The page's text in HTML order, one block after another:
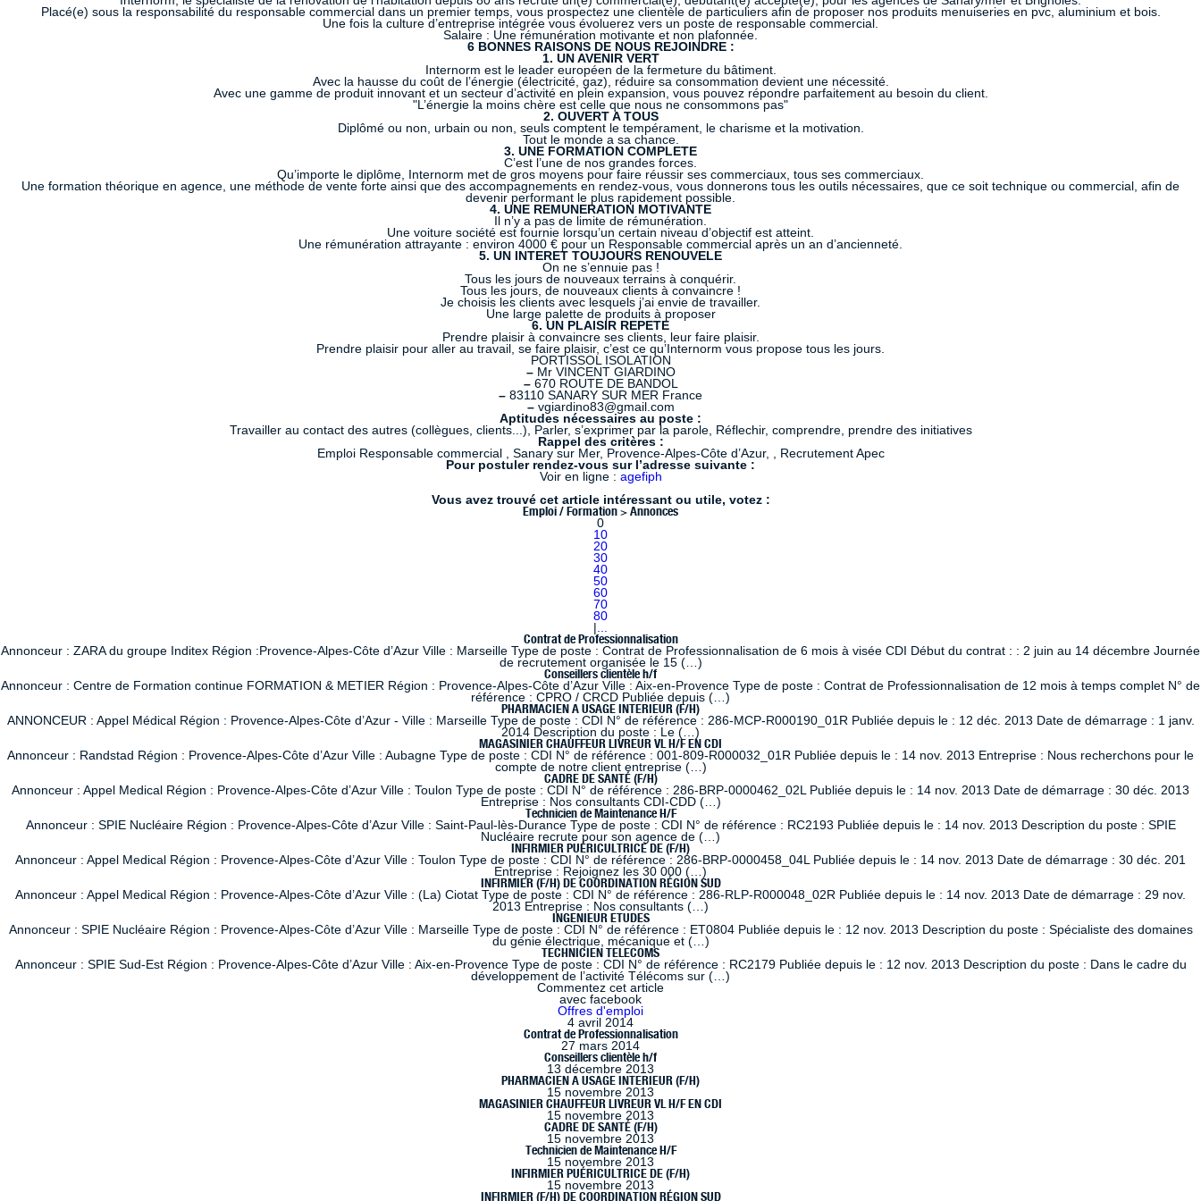
Placé(e) sous la responsabilité du responsable commercial dans un premier temps, vous prospectez une clientèle de particuliers afin de proposer nos produits menuiseries en pvc, aluminium et bois.
Une fois la culture d’entreprise intégrée vous évoluerez vers un poste de responsable commercial.
Salaire : Une rémunération motivante et non plafonnée.
6 BONNES RAISONS DE NOUS REJOINDRE :
1. UN AVENIR VERT
Internorm est le leader européen de la fermeture du bâtiment.
Avec la hausse du coût de l’énergie (électricité, gaz), réduire sa consommation devient une nécessité.
Avec une gamme de produit innovant et un secteur d’activité en plein expansion, vous pouvez répondre parfaitement au besoin du client.
"L’énergie la moins chère est celle que nous ne consommons pas"
2. OUVERT A TOUS
Diplômé ou non, urbain ou non, seuls comptent le tempérament, le charisme et la motivation.
Tout le monde a sa chance.
3. UNE FORMATION COMPLETE
C’est l’une de nos grandes forces.
Qu’importe le diplôme, Internorm met de gros moyens pour faire réussir ses commerciaux, tous ses commerciaux.
Une formation théorique en agence, une méthode de vente forte ainsi que des accompagnements en rendez-vous, vous donnerons tous les outils nécessaires, que ce soit technique ou commercial, afin de
devenir performant le plus rapidement possible.
4. UNE REMUNERATION MOTIVANTE
Il n’y a pas de limite de rémunération.
Une voiture société est fournie lorsqu’un certain niveau d’objectif est atteint.
Une rémunération attrayante : environ 4000 € pour un Responsable commercial après un an d’ancienneté.
5. UN INTERET TOUJOURS RENOUVELE
On ne s’ennuie pas !
Tous les jours de nouveaux terrains à conquérir.
Tous les jours, de nouveaux clients à convaincre !
Je choisis les clients avec lesquels j’ai envie de travailler.
Une large palette de produits à proposer
6. UN PLAISIR REPETE
Prendre plaisir à convaincre ses clients, leur faire plaisir.
Prendre plaisir pour aller au travail, se faire plaisir, c’est ce qu’Internorm vous propose tous les jours.
PORTISSOL ISOLATION
–Mr VINCENT GIARDINO
–670 ROUTE DE BANDOL
– 83110 SANARY SUR MER France
–vgiardino83@gmail.com
Aptitudes nécessaires au poste :
Travailler au contact des autres (collègues, clients...), Parler, s’exprimer par la parole, Réflechir, comprendre, prendre des initiatives
Rappel des critères :
Emploi Responsable commercial , Sanary sur Mer, Provence-Alpes-Côte d’Azur, , Recrutement Apec
Pour postuler rendez-vous sur l’adresse suivante :
Voir en ligne : agefiph
Vous avez trouvé cet article intéressant ou utile, votez :
Emploi / Formation > Annonces
0
10
20
30
40
50
60
70
80
...
Contrat de Professionnalisation
Annonceur : ZARA du groupe Inditex Région :Provence-Alpes-Côte d’Azur Ville : Marseille Type de poste : Contrat de Professionnalisation de 6 mois à visée CDI Début du contrat : : 2 juin au 14 décembre Journée
de recrutement organisée le 15 (…)
Conseillers clientèle h/f
Annonceur : Centre de Formation continue FORMATION & METIER Région : Provence-Alpes-Côte d’Azur Ville : Aix-en-Provence Type de poste : Contrat de Professionnalisation de 12 mois à temps complet N° de
référence : CPRO / CRCD Publiée depuis (…)
PHARMACIEN A USAGE INTERIEUR (F/H)
ANNONCEUR : Appel Médical Région : Provence-Alpes-Côte d’Azur - Ville : Marseille Type de poste : CDI N° de référence : 286-MCP-R000190_01R Publiée depuis le : 12 déc. 2013 Date de démarrage : 1 janv.
2014 Description du poste : Le (…)
MAGASINIER CHAUFFEUR LIVREUR VL H/F EN CDI
Annonceur : Randstad Région : Provence-Alpes-Côte d’Azur Ville : Aubagne Type de poste : CDI N° de référence : 001-809-R000032_01R Publiée depuis le : 14 nov. 2013 Entreprise : Nous recherchons pour le
compte de notre client entreprise (…)
CADRE DE SANTÉ (F/H)
Annonceur : Appel Medical Région : Provence-Alpes-Côte d’Azur Ville : Toulon Type de poste : CDI N° de référence : 286-BRP-0000462_02L Publiée depuis le : 14 nov. 2013 Date de démarrage : 30 déc. 2013
Entreprise : Nos consultants CDI-CDD (…)
Technicien de Maintenance H/F
Annonceur : SPIE Nucléaire Région : Provence-Alpes-Côte d’Azur Ville : Saint-Paul-lès-Durance Type de poste : CDI N° de référence : RC2193 Publiée depuis le : 14 nov. 2013 Description du poste : SPIE
Nucléaire recrute pour son agence de (…)
INFIRMIER PUÉRICULTRICE DE (F/H)
Annonceur : Appel Medical Région : Provence-Alpes-Côte d’Azur Ville : Toulon Type de poste : CDI N° de référence : 286-BRP-0000458_04L Publiée depuis le : 14 nov. 2013 Date de démarrage : 30 déc. 201
Entreprise : Rejoignez les 30 000 (…)
INFIRMIER (F/H) DE COORDINATION RÉGION SUD
Annonceur : Appel Medical Région : Provence-Alpes-Côte d’Azur Ville : (La) Ciotat Type de poste : CDI N° de référence : 286-RLP-R000048_02R Publiée depuis le : 14 nov. 2013 Date de démarrage : 29 nov.
2013 Entreprise : Nos consultants (…)
INGENIEUR ETUDES
Annonceur : SPIE Nucléaire Région : Provence-Alpes-Côte d’Azur Ville : Marseille Type de poste : CDI N° de référence : ET0804 Publiée depuis le : 12 nov. 2013 Description du poste : Spécialiste des domaines
du génie électrique, mécanique et (…)
TECHNICIEN TELECOMS
Annonceur : SPIE Sud-Est Région : Provence-Alpes-Côte d’Azur Ville : Aix-en-Provence Type de poste : CDI N° de référence : RC2179 Publiée depuis le : 12 nov. 2013 Description du poste : Dans le cadre du
développement de l’activité Télécoms sur (…)
Commentez cet article
avec facebook
Offres d'emploi
4 avril 2014
Contrat de Professionnalisation
27 mars 2014
Conseillers clientèle h/f
13 décembre 2013
PHARMACIEN A USAGE INTERIEUR (F/H)
15 novembre 2013
MAGASINIER CHAUFFEUR LIVREUR VL H/F EN CDI
15 novembre 2013
CADRE DE SANTÉ (F/H)
15 novembre 2013
Technicien de Maintenance H/F
15 novembre 2013
INFIRMIER PUÉRICULTRICE DE (F/H)
15 novembre 2013
INFIRMIER (F/H) DE COORDINATION RÉGION SUD